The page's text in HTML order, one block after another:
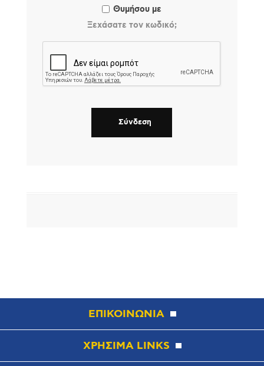
Θυμήσου με
Ξεχάσατε τον κωδικό;
ΕΠΙΚΟΙΝΩΝΙΑ
ΧΡΗΣΙΜΑ LINKS